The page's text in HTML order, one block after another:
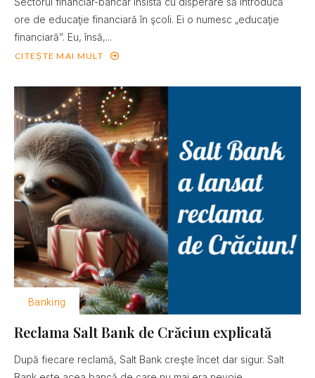
ore de educaţie financiară în şcoli. Ei o numesc „educaţie
financiară”. Eu, însă,...
CITEȘTE MAI MULT
Banking
Reclama Salt Bank de Crăciun explicată
După fiecare reclamă, Salt Bank creşte încet dar sigur. Salt